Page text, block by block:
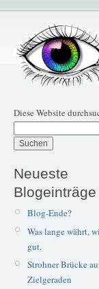
Diese Website
Neueste
Blogeinträge
Blog-Ende?
Was lange währt,
gut.
Strohner Brücke
Zielgeraden